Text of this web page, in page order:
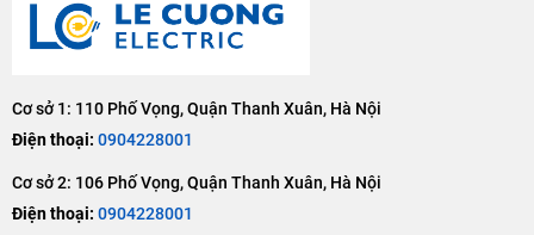
Cơ sở 1: 110 Phố Vọng, Quận Thanh Xuân, Hà Nội
Điện thoại: 0904228001
Cơ sở 2: 106 Phố Vọng, Quận Thanh Xuân, Hà Nội
Điện thoại: 0904228001